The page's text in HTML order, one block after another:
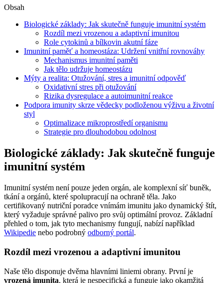
Obsah
Biologické základy: Jak skutečně funguje imunitní systém
Rozdíl mezi vrozenou a adaptivní imunitou
Role cytokinů a bílkovin akutní fáze
Imunitní paměť a homeostáza: Udržení vnitřní rovnováhy
Mechanismus imunitní paměti
Jak tělo udržuje homeostázu
Mýty a realita: Otužování, stres a imunitní odpověď
Oxidativní stres při otužování
Rizika dysregulace a autoimunitní reakce
Podpora imunity skrze vědecky podloženou výživu a životní
styl
Optimalizace mikroprostředí organismu
Strategie pro dlouhodobou odolnost
Biologické základy: Jak skutečně funguje
imunitní systém
Imunitní systém není pouze jeden orgán, ale komplexní síť buněk,
tkání a orgánů, které spolupracují na ochraně těla. Jako
certifikovaný nutriční poradce vnímám imunitu jako dynamický štít,
který vyžaduje správné palivo pro svůj optimální provoz. Základní
přehled o tom, jak tyto mechanismy fungují, nabízí například
Wikipedie nebo podrobný odborný portál.
Rozdíl mezi vrozenou a adaptivní imunitou
Naše tělo disponuje dvěma hlavními liniemi obrany. První je
vrozená imunita, která je nespecifická a funguje jako okamžitá